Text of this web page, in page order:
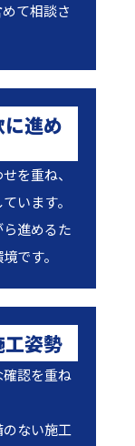
て相談さ
進め
を重ね、
います。
進めるた
です。
姿勢
認を重ね
ない施工